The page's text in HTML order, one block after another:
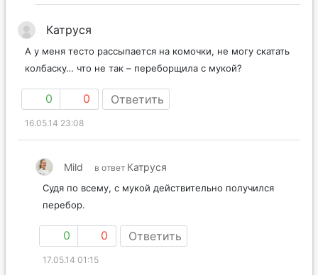
Катруся
А у меня тесто рассыпается на комочки, не могу скатать
колбаску… что не так – переборщила с мукой?
0 0 Ответить
16.05.14 23:08
Mild в ответ Катруся
Судя по всему, с мукой действительно получился
перебор.
0 0 Ответить
17.05.14 01:15